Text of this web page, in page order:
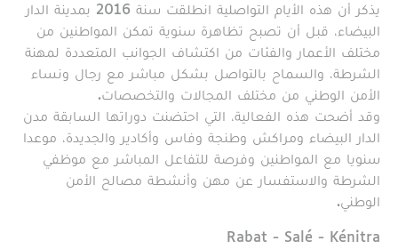
يذكر أن هذه الأيام التواصلية انطلقت سنة 2016 بمدينة الدار
البيضاء، قبل أن تصبح تظاهرة سنوية تمكن المواطنين من
مختلف الأعمار والفئات من اكتشاف الجوانب المتعددة لمهنة
الشرطة، والسماح بالتواصل بشكل مباشر مع رجال ونساء
الأمن الوطني من مختلف المجالات والتخصصات.
وقد أضحت هذه الفعالية، التي احتضنت دوراتها السابقة مدن
الدار البيضاء ومراكش وطنجة وفاس وأكادير والجديدة، موعدا
سنويا مع المواطنين وفرصة للتفاعل المباشر مع موظفي
الشرطة والاستفسار عن مهن وأنشطة مصالح الأمن
الوطني.
Région
Rabat - Salé - Kénitra